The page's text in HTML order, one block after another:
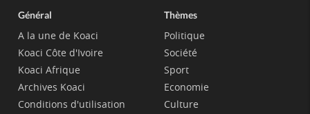
Général
A la une de Koaci
Koaci Côte d'Ivoire
Koaci Afrique
Archives Koaci
Conditions d'utilisation
Thèmes
Politique
Société
Sport
Economie
Culture